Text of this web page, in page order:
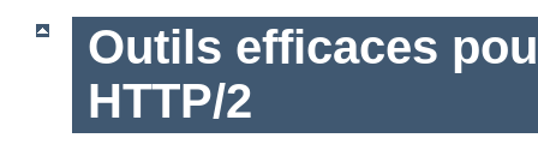
Outils efficaces
HTTP/2